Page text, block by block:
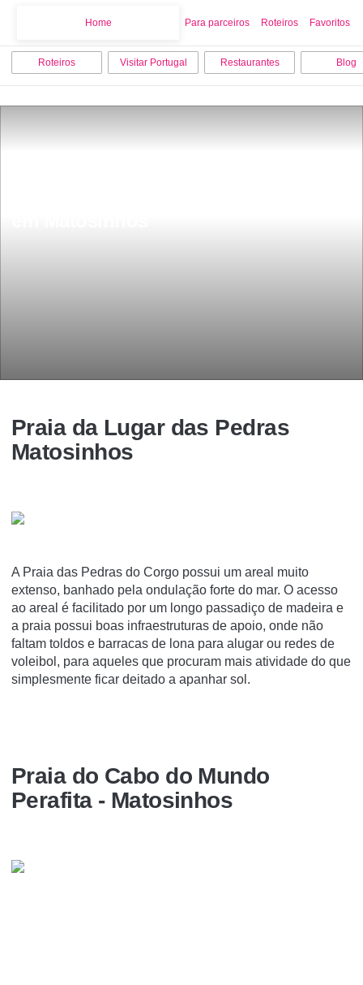
Home Para parceiros Roteiros Favoritos
Roteiros Visitar Portugal Restaurantes Blog
Praia da Lugar das Pedras
Matosinhos
A Praia das Pedras do Corgo possui um areal muito
extenso, banhado pela ondulação forte do mar. O acesso
ao areal é facilitado por um longo passadiço de madeira e
a praia possui boas infraestruturas de apoio, onde não
faltam toldos e barracas de lona para alugar ou redes de
voleibol, para aqueles que procuram mais atividade do que
simplesmente ficar deitado a apanhar sol.
Praia do Cabo do Mundo
Perafita - Matosinhos